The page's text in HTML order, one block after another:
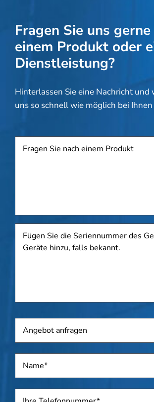
Fragen Sie uns gerne
einem Produkt oder
Dienstleistung?
Hinterlassen Sie eine Nachricht und
uns so schnell wie möglich bei
Sie
die
hinzu,
falls
bekannt.
anfragen
Name *
Telefon *